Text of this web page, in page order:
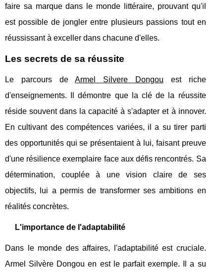
faire sa marque dans le monde littéraire, prouvant qu'il
est possible de jongler entre plusieurs passions tout en
réussissant à exceller dans chacune d'elles.
Les secrets de sa réussite
Le parcours deArmel Silvere Dongou est riche
d'enseignements. Il démontre que la clé de la réussite
réside souvent dans la capacité à s'adapter et à innover.
En cultivant des compétences variées, il a su tirer parti
des opportunités qui se présentaient à lui, faisant preuve
d'une résilience exemplaire face aux défis rencontrés. Sa
détermination, couplée à une vision claire de ses
objectifs, lui a permis de transformer ses ambitions en
réalités concrètes.
L'importance de l'adaptabilité
Dans le monde des affaires, l'adaptabilité est cruciale.
Armel Silvère Dongou en est le parfait exemple. Il a su